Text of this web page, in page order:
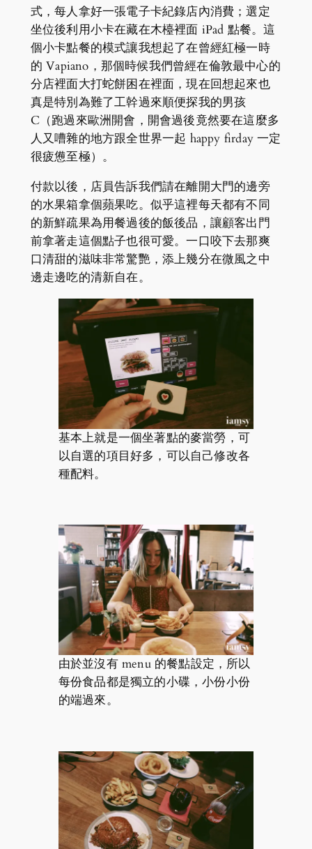
式，每人拿好一張電子卡紀錄店內消費；選定
坐位後利用小卡在藏在木檯裡面 iPad 點餐。這
個小卡點餐的模式讓我想起了在曾經紅極一時
的 Vapiano，那個時候我們曾經在倫敦最中心的
分店裡面大打蛇餅困在裡面，現在回想起來也
真是特別為難了工幹過來順便探我的男孩
C（跑過來歐洲開會，開會過後竟然要在這麼多
人又嘈雜的地方跟全世界一起 happy firday 一定
很疲憊至極）。
付款以後，店員告訴我們請在離開大門的邊旁
的水果箱拿個蘋果吃。似乎這裡每天都有不同
的新鮮疏果為用餐過後的飯後品，讓顧客出門
前拿著走這個點子也很可愛。一口咬下去那爽
口清甜的滋味非常驚艷，添上幾分在微風之中
邊走邊吃的清新自在。
基本上就是一個坐著點的麥當勞，可
以自選的項目好多，可以自己修改各
種配料。
由於並沒有 menu 的餐點設定，所以
每份食品都是獨立的小碟，小份小份
的端過來。